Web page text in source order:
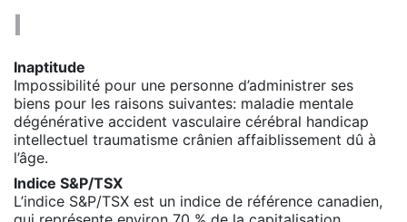
I
Inaptitude
Impossibilité pour une personne d’administrer ses
biens pour les raisons suivantes: maladie mentale
dégénérative accident vasculaire cérébral handicap
intellectuel traumatisme crânien affaiblissement dû à
l’âge.
Indice S&P/TSX
L’indice S&P/TSX est un indice de référence canadien,